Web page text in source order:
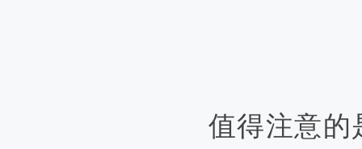
值得注意的